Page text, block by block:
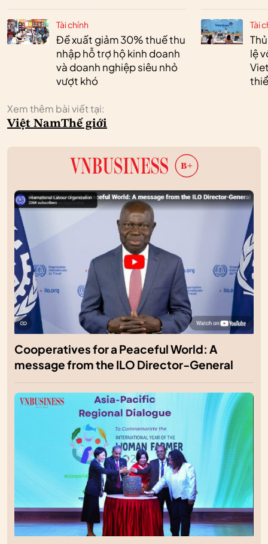
Tài chính
Đề xuất giảm 30% thuế thu
nhập hỗ trợ hộ kinh doanh
và doanh nghiệp siêu nhỏ
vượt khó
Tài
lệ
Xem thêm bài viết tại:
Việt NamThế giới
Cooperatives for a Peaceful World: A
message from the ILO Director-General